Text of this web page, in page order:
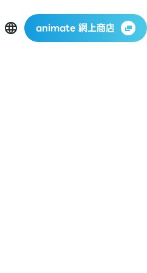
animate 網上商店